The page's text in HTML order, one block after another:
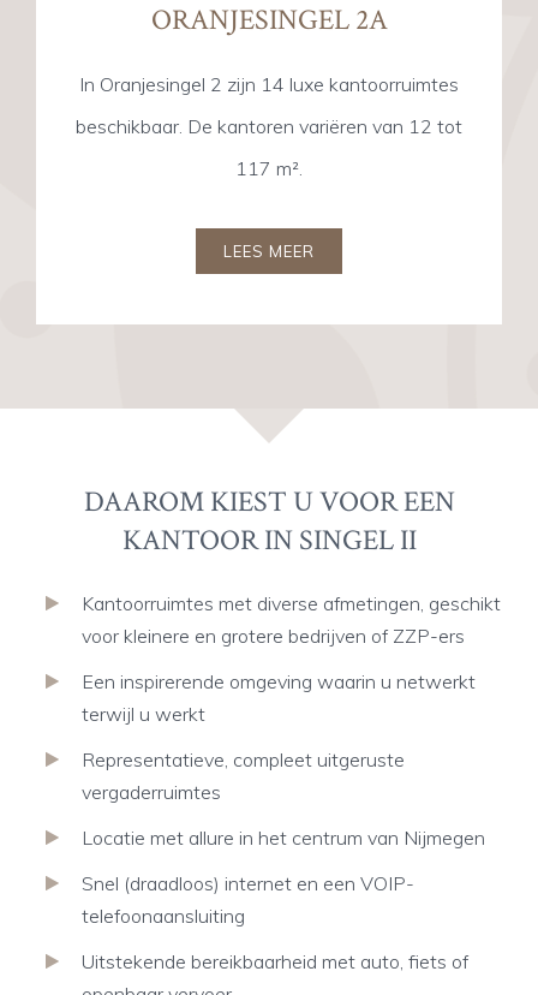
ORANJESINGEL 2A
In Oranjesingel 2 zijn 14 luxe kantoorruimtes
beschikbaar. De kantoren variëren van 12 tot
117 m².
LEES MEER
DAAROM KIEST U VOOR EEN
KANTOOR IN SINGEL II
Kantoorruimtes met diverse afmetingen, geschikt
voor kleinere en grotere bedrijven of ZZP-ers
Een inspirerende omgeving waarin u netwerkt
terwijl u werkt
Representatieve, compleet uitgeruste
vergaderruimtes
Locatie met allure in het centrum van Nijmegen
Snel (draadloos) internet en een VOIP-
telefoonaansluiting
Uitstekende bereikbaarheid met auto, fiets of